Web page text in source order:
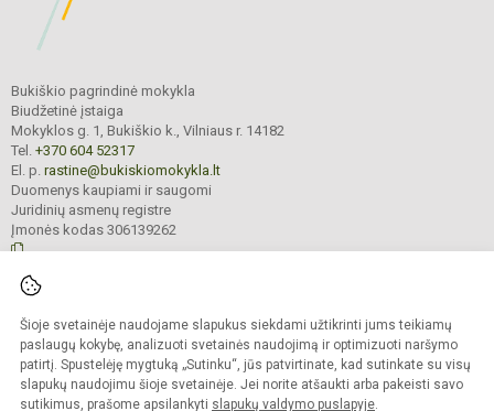
Šioje svetainėje naudojame slapukus siekdami užtikrinti jums teikiamų
paslaugų kokybę, analizuoti svetainės naudojimą ir optimizuoti naršymo
patirtį. Spustelėję mygtuką „Sutinku“, jūs patvirtinate, kad sutinkate su visų
slapukų naudojimu šioje svetainėje. Jei norite atšaukti arba pakeisti savo
sutikimus, prašome apsilankyti slapukų valdymo puslapyje.
Bukiškio pagrindinė mokykla
Biudžetinė įstaiga
Mokyklos g. 1, Bukiškio k., Vilniaus r. 14182
Tel. +370 604 52317
El. p. rastine@bukiskiomokykla.lt
Duomenys kaupiami ir saugomi
Juridinių asmenų registre
Įmonės kodas 306139262
Kopijuoti turinį be raštiško Bukiškio pagrindinės mokyklos administracijos
sutikimo griežtai draudžiama.
Prieinamumo paraiška Slapukų valdymas